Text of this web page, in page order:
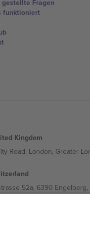
gestellte Fragen
funktioniert
Kingdom
Road, London, Greater
52a, 6390